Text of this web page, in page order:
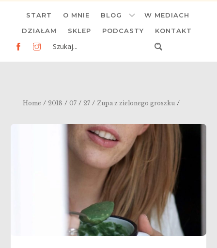
content
START O MNIE BLOG W MEDIACH
DZIAŁAM SKLEP PODCASTY KONTAKT
Home / 2018 / 07 / 27 / Zupa z zielonego groszku /